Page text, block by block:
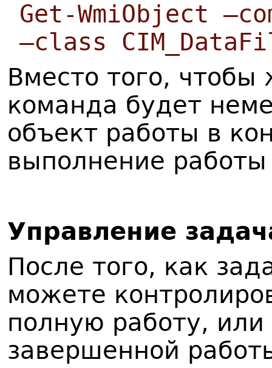
Get-WmiObject
–class
Вместо того,
команда будет
объект работы в
выполнение
Управление
После того, как
можете
полную работу, или
завершенной